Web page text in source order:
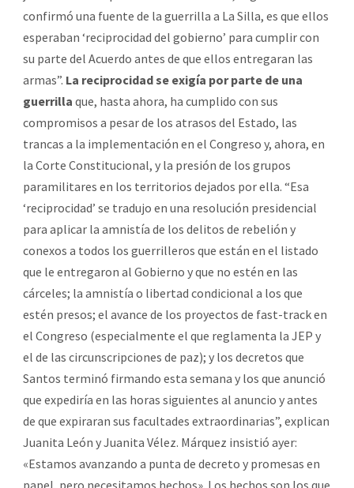
confirmó una fuente de la guerrilla a La Silla, es que ellos
esperaban ‘reciprocidad del gobierno’ para cumplir con
su parte del Acuerdo antes de que ellos entregaran las
armas”. La reciprocidad se exigía por parte de una
guerrilla que, hasta ahora, ha cumplido con sus
compromisos a pesar de los atrasos del Estado, las
trancas a la implementación en el Congreso y, ahora, en
la Corte Constitucional, y la presión de los grupos
paramilitares en los territorios dejados por ella. “Esa
‘reciprocidad’ se tradujo en una resolución presidencial
para aplicar la amnistía de los delitos de rebelión y
conexos a todos los guerrilleros que están en el listado
que le entregaron al Gobierno y que no estén en las
cárceles; la amnistía o libertad condicional a los que
estén presos; el avance de los proyectos de fast-track en
el Congreso (especialmente el que reglamenta la JEP y
el de las circunscripciones de paz); y los decretos que
Santos terminó firmando esta semana y los que anunció
que expediría en las horas siguientes al anuncio y antes
de que expiraran sus facultades extraordinarias”, explican
Juanita León y Juanita Vélez. Márquez insistió ayer:
«Estamos avanzando a punta de decreto y promesas en
papel, pero necesitamos hechos». Los hechos son los que